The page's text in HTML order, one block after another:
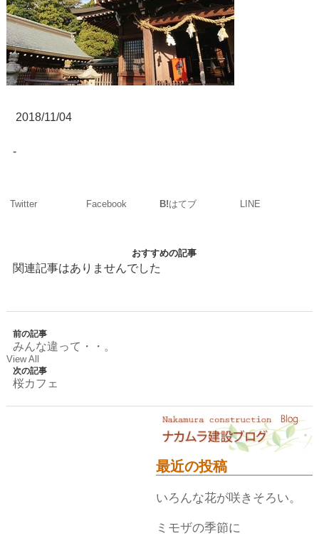
2018/11/04
-
Twitter Facebook B!はてブ LINE
おすすめの記事
関連記事はありませんでした
前の記事
みんな違って・・。
View All
次の記事
桜カフェ
最近の投稿
いろんな花が咲きそろい。
ミモザの季節に